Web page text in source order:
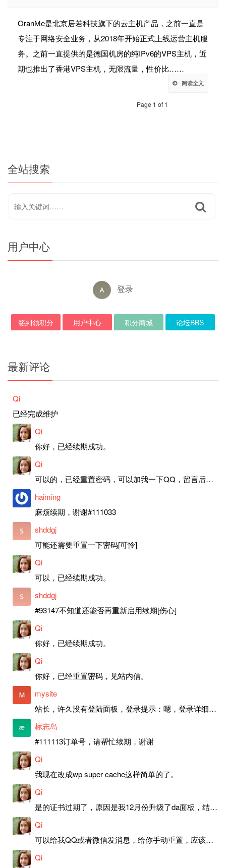
OranMe是北京居若科技旗下的云主机产品，之前一直是
专注于网络安全业务，从2018年开始正式上线运营主机服
务。之前一直提供的是德国机房的纯IPv6的VPS主机，近
期也推出了香港VPS主机，无限流量，性价比……
阅读全文
Page 1 of 1
全站搜索
用户中心
登录
签到领积分 用户中心 积分商城 论坛BBS
最新评论
Qi
已经完成维护
Qi
你好，已经续期成功。
Qi
可以的，已经重置密码，可以加我一下QQ，留言后我就发密码给你。
haiming
麻烦续期，谢谢#111033
shddgj
可能还需要重置一下密码[可怜]
Qi
可以，已经续期成功。
shddgj
#93147不知道还能否再重新启用续期[伤心]
Qi
你好，已经续期成功。
Qi
你好，已经重置密码，见站内信。
mysite
站长，许久没有登陆面板，登录提示：嗯，登录详细信息似乎不正确。请重试。 网站还可以正常使用。如果是密码问题请帮忙重置一下密码。谢谢。订单号：97790，账号：aa20210950。 站长，提交了工单，你回复续期成功，不过我的问题是面部登陆信息有问题，一直是初始密码，现在无法登陆，有时间麻烦排查一下。
标志岛
#111113订单号，请帮忙续期，谢谢
Qi
我现在改成wp super cache这样简单的了。
Qi
是的证书过期了，原因是我12月份升级了da面板，结果后台证书就不更新了，目前还在排查问题。切换PHP版本现在没有了，因为DA新版不支持。
Qi
可以给我QQ或者微信发消息，给你手动重置，应该是服务器插件有问题了，这个wp的主题太老了，导致现在好多的问题，网站的签到功能也是因为这个原因导致的。
Qi